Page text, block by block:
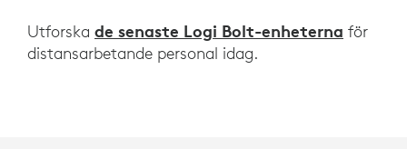
Utforska de senaste Logi Bolt-enheterna för
distansarbetande personal idag.